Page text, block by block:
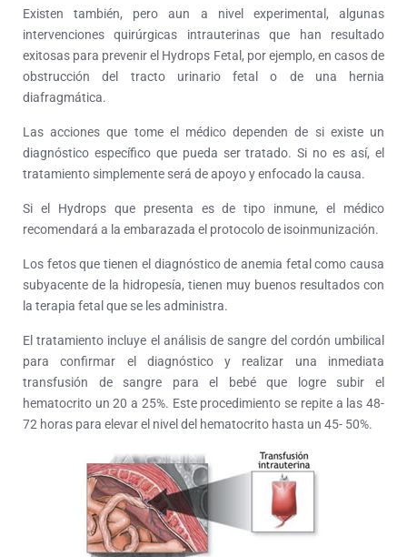
Existen también, pero aun a nivel experimental, algunas
intervenciones quirúrgicas intrauterinas que han resultado
exitosas para prevenir el Hydrops Fetal, por ejemplo, en casos de
obstrucción del tracto urinario fetal o de una hernia
diafragmática.
Las acciones que tome el médico dependen de si existe un
diagnóstico específico que pueda ser tratado. Si no es así, el
tratamiento simplemente será de apoyo y enfocado la causa.
Si el Hydrops que presenta es de tipo inmune, el médico
recomendará a la embarazada el protocolo de isoinmunización.
Los fetos que tienen el diagnóstico de anemia fetal como causa
subyacente de la hidropesía, tienen muy buenos resultados con
la terapia fetal que se les administra.
El tratamiento incluye el análisis de sangre del cordón umbilical
para confirmar el diagnóstico y realizar una inmediata
transfusión de sangre para el bebé que logre subir el
hematocrito un 20 a 25%. Este procedimiento se repite a las 48-
72 horas para elevar el nivel del hematocrito hasta un 45- 50%.